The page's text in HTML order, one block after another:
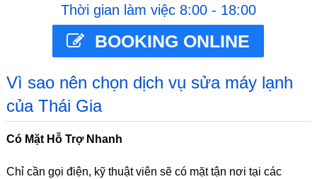
Thời gian làm việc 8:00 - 18:00
BOOKING ONLINE
Vì sao nên chọn dịch vụ sửa máy lạnh
của Thái Gia
Có Mặt Hỗ Trợ Nhanh
Chỉ cần gọi điện, kỹ thuật viên sẽ có mặt tận nơi tại các